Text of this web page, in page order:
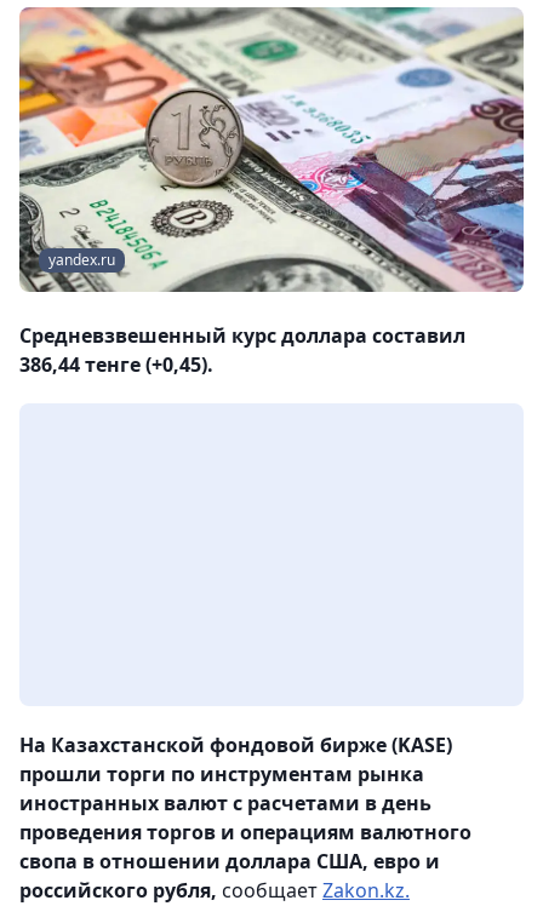
yandex.ru
Средневзвешенный курс доллара составил
386,44 тенге (+0,45).
На Казахстанской фондовой бирже (KASE)
прошли торги по инструментам рынка
иностранных валют с расчетами в день
проведения торгов и операциям валютного
свопа в отношении доллара США, евро и
российского рубля, сообщаетZakon.kz.